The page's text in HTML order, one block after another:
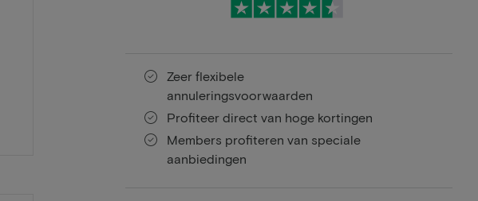
Zeer flexibele
annuleringsvoorwaarden
Profiteer direct van hoge kortingen
Members profiteren van speciale
aanbiedingen